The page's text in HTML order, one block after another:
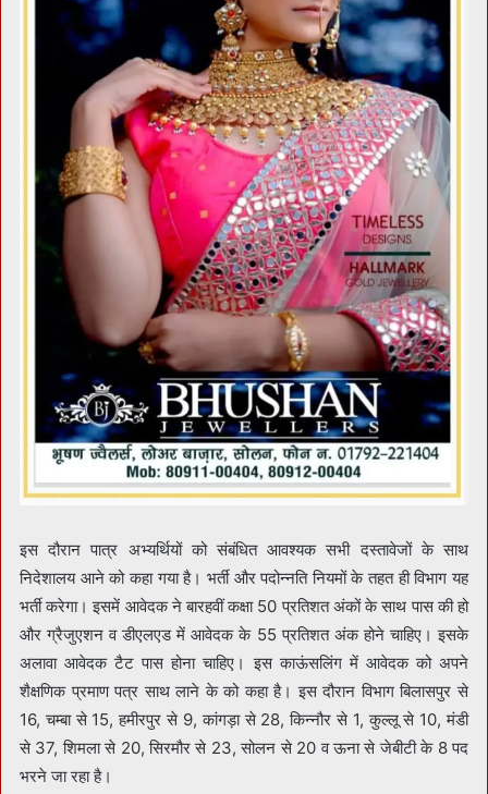
इस दौरान पात्र अभ्यर्थियों को संबंधित आवश्यक सभी दस्तावेजों के साथ
निदेशालय आने को कहा गया है। भर्ती और पदोन्नति नियमों के तहत ही विभाग यह
भर्ती करेगा। इसमें आवेदक ने बारहवीं कक्षा 50 प्रतिशत अंकों के साथ पास की हो
और ग्रैजुएशन व डीएलएड में आवेदक के 55 प्रतिशत अंक होने चाहिए। इसके
अलावा आवेदक टैट पास होना चाहिए। इस काऊंसलिंग में आवेदक को अपने
शैक्षणिक प्रमाण पत्र साथ लाने के को कहा है। इस दौरान विभाग बिलासपुर से
16, चम्बा से 15, हमीरपुर से 9, कांगड़ा से 28, किन्नौर से 1, कुल्लू से 10, मंडी
से 37, शिमला से 20, सिरमौर से 23, सोलन से 20 व ऊना से जेबीटी के 8 पद
भरने जा रहा है।